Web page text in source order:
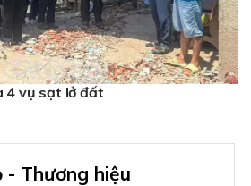
4 vụ sạt lở đất
- Thương hiệu